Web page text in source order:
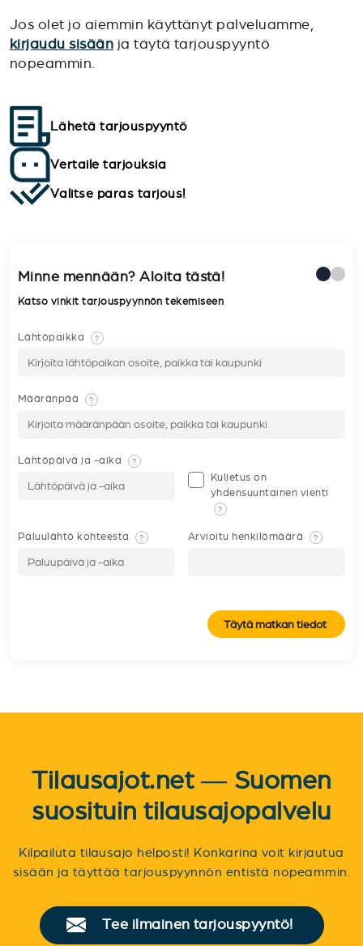
Jos olet jo aiemmin käyttänyt palveluamme,
kirjaudu sisään ja täytä tarjouspyyntö
nopeammin.
Lähetä tarjouspyyntö
Vertaile tarjouksia
Valitse paras tarjous!
Minne mennään? Aloita tästä!
Katso vinkit tarjouspyynnön tekemiseen
Lähtöpaikka ?
Määränpää ?
Lähtöpäivä ja -aika ?
Kuljetus on
yhdensuuntainen vienti
?
Paluulähtö kohteesta ? Arvioitu henkilömäärä ?
Täytä matkan tiedot
Tilausajot.net — Suomen
suosituin tilausajopalvelu
Kilpailuta tilausajo helposti! Konkarina voit kirjautua
sisään ja täyttää tarjouspyynnön entistä nopeammin.
Tee ilmainen tarjouspyyntö!